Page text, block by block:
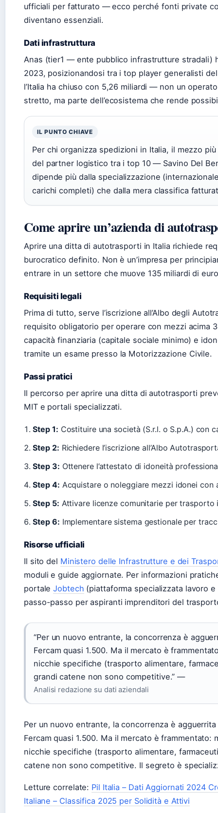
ufficiali per fatturato — ecco perché fonti private
diventano essenziali.
Dati infrastruttura
Anas (tier1 — ente pubblico infrastrutture stradali)
2023, posizionandosi tra i top player generalisti
l’Italia ha chiuso con 5,26 miliardi — non un
stretto, ma parte dell’ecosistema che rende
IL PUNTO CHIAVE
Per chi organizza spedizioni in Italia, il mezzo
del partner logistico tra i top 10 — Savino Del
dipende più dalla specializzazione
carichi completi) che dalla mera classifica
Come aprire un’azienda di
Aprire una ditta di autotrasporti in Italia richiede
burocratico definito. Non è un’impresa per
entrare in un settore che muove 135 miliardi di euro
Requisiti legali
Prima di tutto, serve l’iscrizione all’Albo degli
requisito obligatorio per operare con mezzi acima
capacità finanziaria (capitale sociale minimo) e
tramite un esame presso la Motorizzazione Civile.
Passi pratici
Il percorso per aprire una ditta di autotrasporti
MIT e portali specializzati.
Step 1: Costituire una società (S.r.l. o S.p.A.) con
Step 2: Richiedere l’iscrizione all’Albo
Step 3: Ottenere l’attestato di idoneità
Step 4: Acquistare o noleggiare mezzi idonei con
Step 5: Attivare licenze comunitarie per trasporto
Step 6: Implementare sistema gestionale per
Risorse ufficiali
Il sito del Ministero delle Infrastrutture e dei
moduli e guide aggiornate. Per informazioni
portaleJobtech (piattaforma specializzata lavoro
passo-passo per aspiranti imprenditori del
“Per un nuovo entrante, la concorrenza è
Fercam quasi 1.500. Ma il mercato è
nicchie specifiche (trasporto alimentare,
grandi catene non sono competitive.” —
Analisi redazione su dati aziendali
Per un nuovo entrante, la concorrenza è
Fercam quasi 1.500. Ma il mercato è frammentato:
nicchie specifiche (trasporto alimentare,
catene non sono competitive. Il segreto è
Letture correlate: Pil Italia – Dati Aggiornati 2024
Italiane – Classifica 2025 per Solidità e Attivi